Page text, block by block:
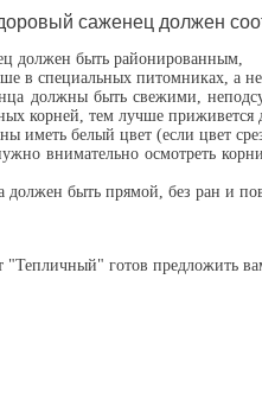
саженец должен
должен быть районированным,
в специальных питомниках, а
должны быть свежими,
корней, тем лучше приживется
иметь белый цвет (если цвет
внимательно осмотреть
быть прямой, без ран и
готов предложить